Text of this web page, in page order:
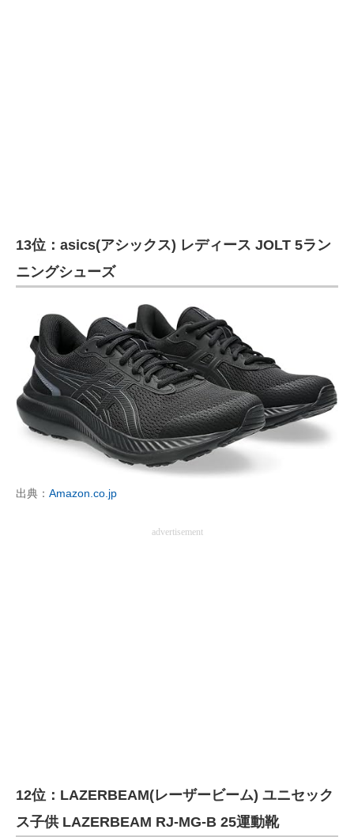
13位：asics(アシックス) レディース JOLT 5ラン
ニングシューズ
出典： Amazon.co.jp
advertisement
12位：LAZERBEAM(レーザービーム) ユニセック
ス子供 LAZERBEAM RJ-MG-B 25運動靴